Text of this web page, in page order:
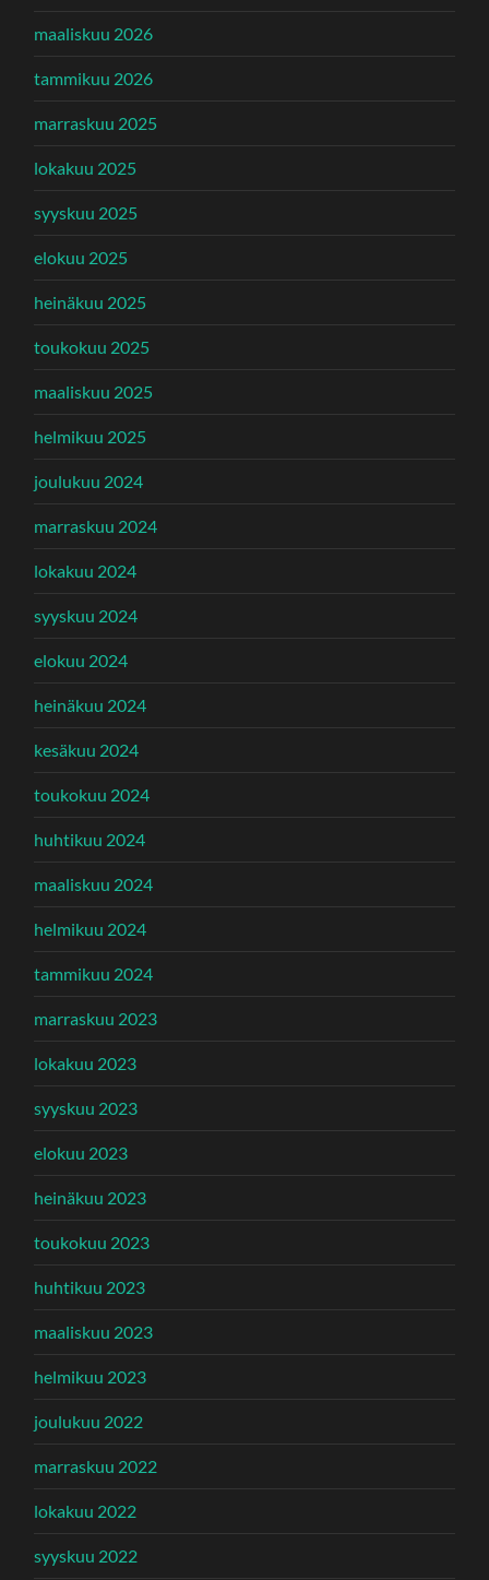
maaliskuu 2026
tammikuu 2026
marraskuu 2025
lokakuu 2025
syyskuu 2025
elokuu 2025
heinäkuu 2025
toukokuu 2025
maaliskuu 2025
helmikuu 2025
joulukuu 2024
marraskuu 2024
lokakuu 2024
syyskuu 2024
elokuu 2024
heinäkuu 2024
kesäkuu 2024
toukokuu 2024
huhtikuu 2024
maaliskuu 2024
helmikuu 2024
tammikuu 2024
marraskuu 2023
lokakuu 2023
syyskuu 2023
elokuu 2023
heinäkuu 2023
toukokuu 2023
huhtikuu 2023
maaliskuu 2023
helmikuu 2023
joulukuu 2022
marraskuu 2022
lokakuu 2022
syyskuu 2022